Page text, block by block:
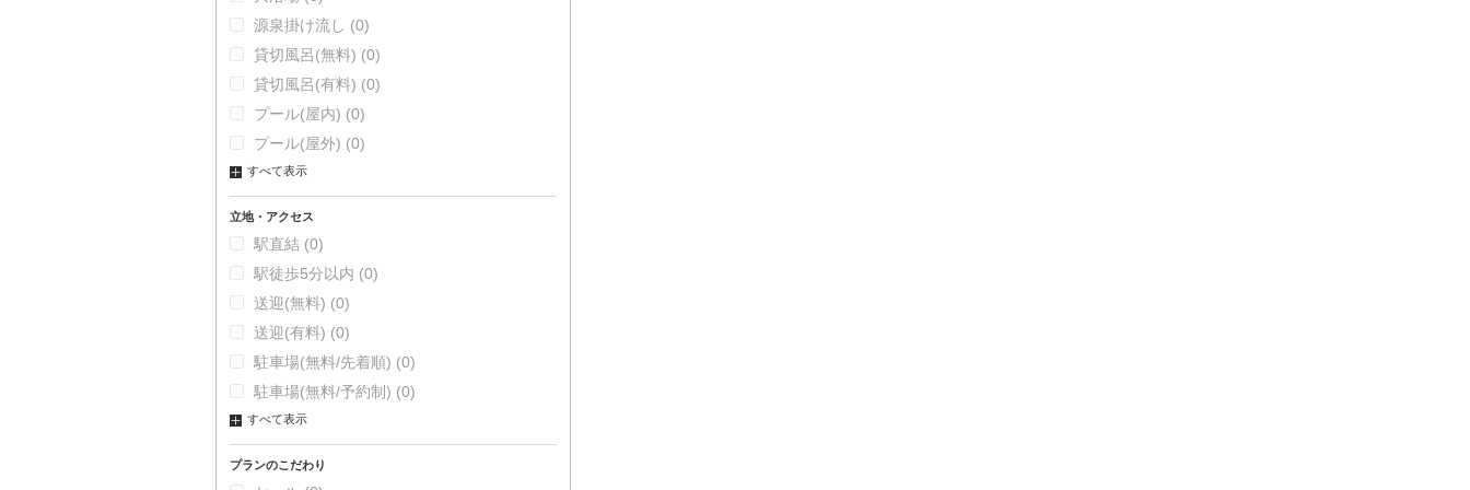
源泉掛け流し (0)
貸切風呂(無料) (0)
貸切風呂(有料) (0)
プール(屋内) (0)
プール(屋外) (0)
すべて表示
立地・アクセス
駅直結 (0)
駅徒歩5分以内 (0)
送迎(無料) (0)
送迎(有料) (0)
駐車場(無料/先着順) (0)
駐車場(無料/予約制) (0)
すべて表示
プランのこだわり